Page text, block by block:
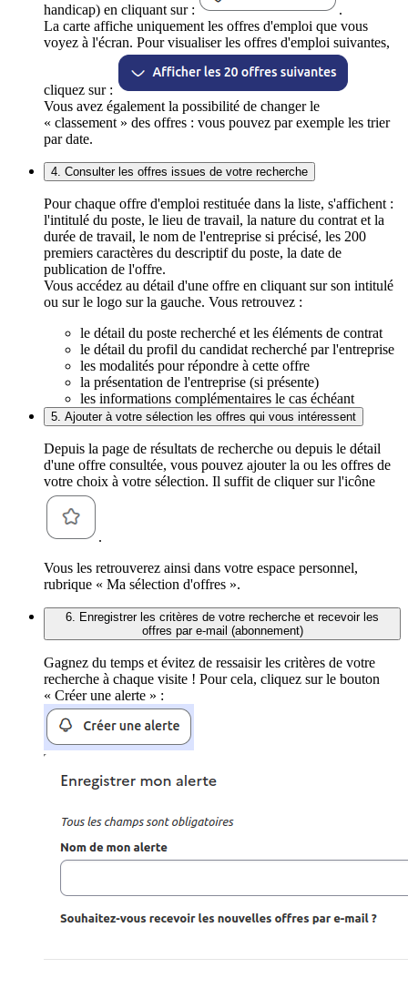
handicap) en cliquant sur :
.
La carte affiche uniquement les offres d'emploi que vous
voyez à l'écran. Pour visualiser les offres d'emploi suivantes,
cliquez sur :
Vous avez également la possibilité de changer le
« classement » des offres : vous pouvez par exemple les trier
par date.
4. Consulter les offres issues de votre recherche
Pour chaque offre d'emploi restituée dans la liste, s'affichent :
l'intitulé du poste, le lieu de travail, la nature du contrat et la
durée de travail, le nom de l'entreprise si précisé, les 200
premiers caractères du descriptif du poste, la date de
publication de l'offre.
Vous accédez au détail d'une offre en cliquant sur son intitulé
ou sur le logo sur la gauche. Vous retrouvez :
le détail du poste recherché et les éléments de contrat
le détail du profil du candidat recherché par l'entreprise
les modalités pour répondre à cette offre
la présentation de l'entreprise (si présente)
les informations complémentaires le cas échéant
5. Ajouter à votre sélection les offres qui vous intéressent
Depuis la page de résultats de recherche ou depuis le détail
d'une offre consultée, vous pouvez ajouter la ou les offres de
votre choix à votre sélection. Il suffit de cliquer sur l'icône
.
Vous les retrouverez ainsi dans votre espace personnel,
rubrique « Ma sélection d'offres ».
6. Enregistrer les critères de votre recherche et recevoir les
offres par e-mail (abonnement)
Gagnez du temps et évitez de ressaisir les critères de votre
recherche à chaque visite ! Pour cela, cliquez sur le bouton
« Créer une alerte » :